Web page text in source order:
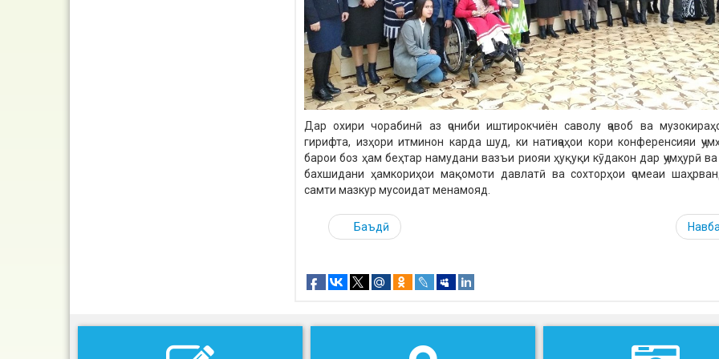
Дар охири чорабинӣ аз ҷониби иштирокчиён саволу ҷавоб ва
гирифта, изҳори итминон карда шуд, ки натиҷаҳои кори конференсияи
барои боз ҳам беҳтар намудани вазъи риояи ҳуқуқи кӯдакон дар ҷумҳурӣ
бахшидани ҳамкориҳои мақомоти давлатӣ ва сохторҳои ҷомеаи
самти мазкур мусоидат менамояд.
Баъдӣ